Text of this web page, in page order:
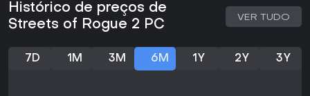
Mecânicas como ambientes destrutíveis permitem alterar o
cenário, explodindo prédios ou modificando o terreno para
vantagens estratégicas. Veículos trazem mobilidade, de
do mapa gigantesco.
Histórico de preços de
Streets of Rogue 2 PC
VER TUDO
7D 1M 3M 6M 1Y 2Y 3Y